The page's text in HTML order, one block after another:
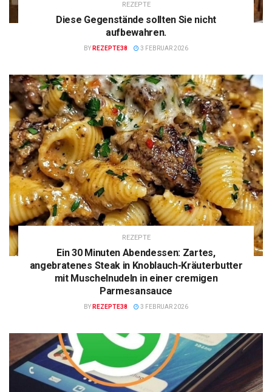
REZEPTE
Diese Gegenstände sollten Sie nicht
aufbewahren.
BY REZEPTE38 3 FEBRUAR 2026
REZEPTE
Ein 30 Minuten Abendessen: Zartes,
angebratenes Steak in Knoblauch-Kräuterbutter
mit Muschelnudeln in einer cremigen
Parmesansauce
BY REZEPTE38 3 FEBRUAR 2026